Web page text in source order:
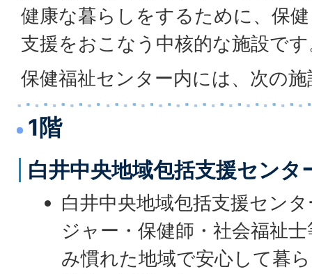
健康な暮らしをするために、保
支援をおこなう中核的な施設で
保健福祉センター内には、次の
1階
白井中央地域包括支援センタ
白井中央地域包括支援セン
ジャー・保健師・社会福祉
み慣れた地域で安心して暮